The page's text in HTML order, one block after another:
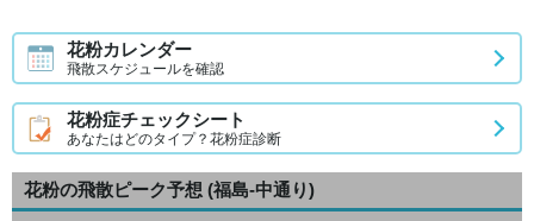
花粉カレンダー
飛散スケジュールを確認
花粉症チェックシート
あなたはどのタイプ？花粉症診断
花粉の飛散ピーク予想 (福島-中通り)